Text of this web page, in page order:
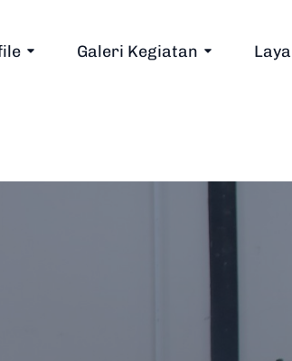
Galeri Kegiatan